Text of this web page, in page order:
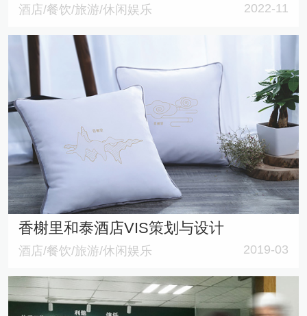
酒店/餐饮/旅游/休闲娱乐 2022-11
香榭里和泰酒店VIS策划与设计
酒店/餐饮/旅游/休闲娱乐 2019-03